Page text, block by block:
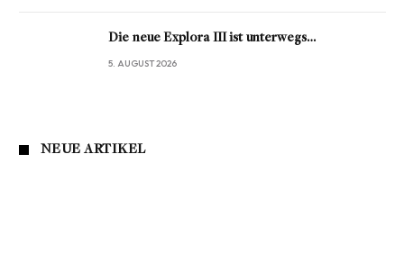
Die neue Explora III ist unterwegs…
5. AUGUST 2026
NEUE ARTIKEL